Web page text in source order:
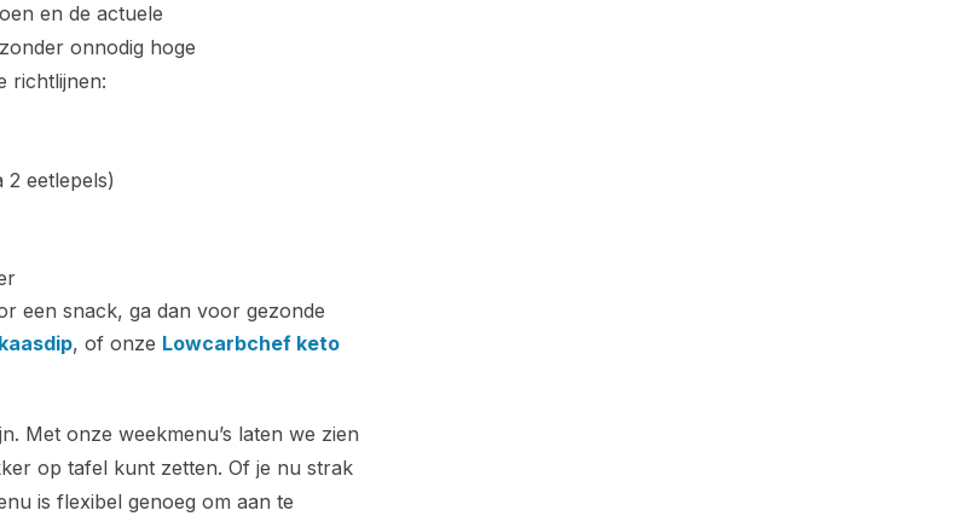
en de actuele
onnodig hoge
richtlijnen:
eetlepels)
een snack, ga dan voor gezonde
, of onze Lowcarbchef keto
Met onze weekmenu’s laten we zien
op tafel kunt zetten. Of je nu strak
is flexibel genoeg om aan te